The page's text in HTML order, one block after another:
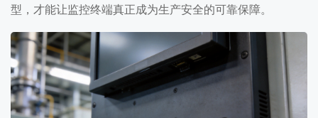
型，才能让监控终端真正成为生产安全的可靠保障。